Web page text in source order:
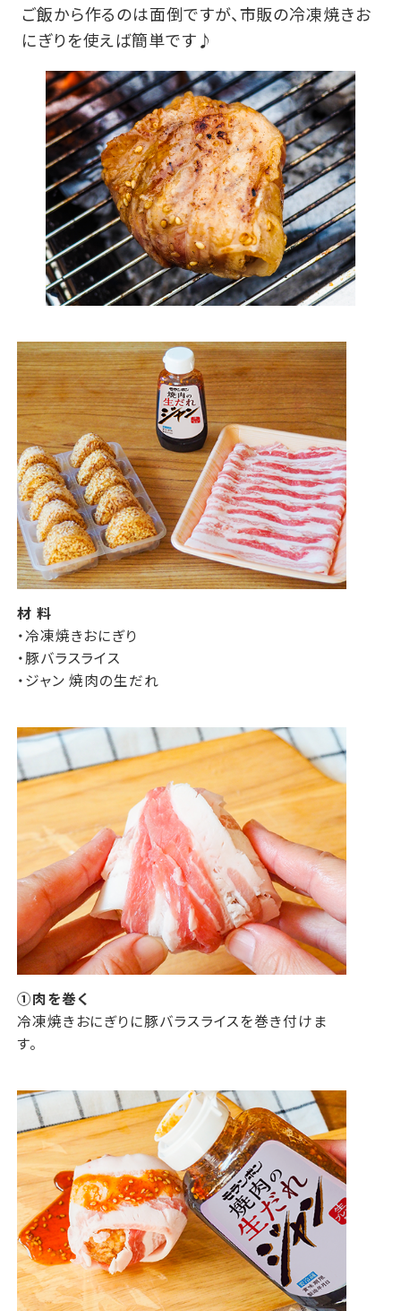
ご飯から作るのは面倒ですが、市販の冷凍焼きお
にぎりを使えば簡単です♪
材 料
・冷凍焼きおにぎり
・豚バラスライス
・ジャン 焼肉の生だれ
①肉を巻く
冷凍焼きおにぎりに豚バラスライスを巻き付けま
す。